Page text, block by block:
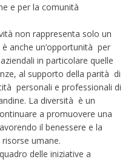
e per la comunità
non rappresenta solo un
anche un’opportunità per
in particolare quelle
al supporto della parità di
personali e professionali di
La diversità è un
a promuovere una
il benessere e la
umane.
delle iniziative a